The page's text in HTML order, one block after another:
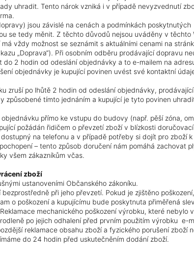
uhradit. Tento nárok vzniká i v případě nevyzvednutí
jsou závislé na cenách a podmínkách poskytnutých
se tedy měnit. Z těchto důvodů nejsou uváděny v těchto
vždy možnost se seznámit s aktuálními cenami na
„Doprava“). Při osobním odběru prodávající dopravu
do 2 hodin od odeslání objednávky a to e-mailem na
objednávky je kupující povinen uvést své kontaktní
zruší po lhůtě 2 hodin od odeslání objednávky,
způsobené tímto jednáním a kupující je tyto povinen
přímo ke vstupu do budovy (např. pěší zóna,
požádán řidičem o převzetí zboží v blízkosti
na telefonu a v případě potřeby si dojít pro zboží k
– tento způsob doručení nám pomáhá zachovat
všem zákazníkům včas.
zboží
ustanoveními Občanského zákoníku.
při jeho převzetí. Pokud je zjištěno
o poškození a kupujícímu bude poskytnuta přiměřená
mechanického poškození výrobku, které nebylo
po jejich odhalení před prvním použitím výrobku e-
reklamace obsahu zboží a fyzického porušení zboží
do 24 hodin před uskutečněním dodání zboží.